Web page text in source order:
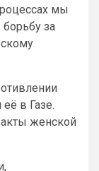
мы
за
в Газе.
женской